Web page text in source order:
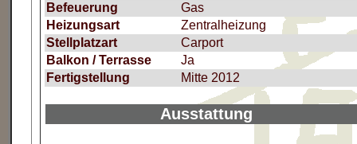
Befeuerung
Gas
Heizungsart
Zentralheizung
Stellplatzart
Carport
Balkon / Terrasse
Ja
Fertigstellung
Mitte 2012
Ausstattung